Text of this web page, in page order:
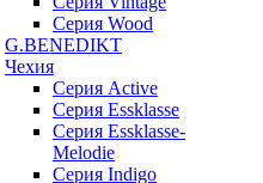
Серия Wood
G.BENEDIKT
Чехия
Cерия Active
Cерия Essklasse
Cерия Essklasse-
Melodie
Cерия Indigo